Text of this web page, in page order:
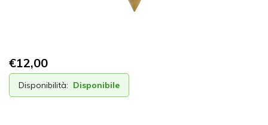
€12,00
Disponibilità: Disponibile